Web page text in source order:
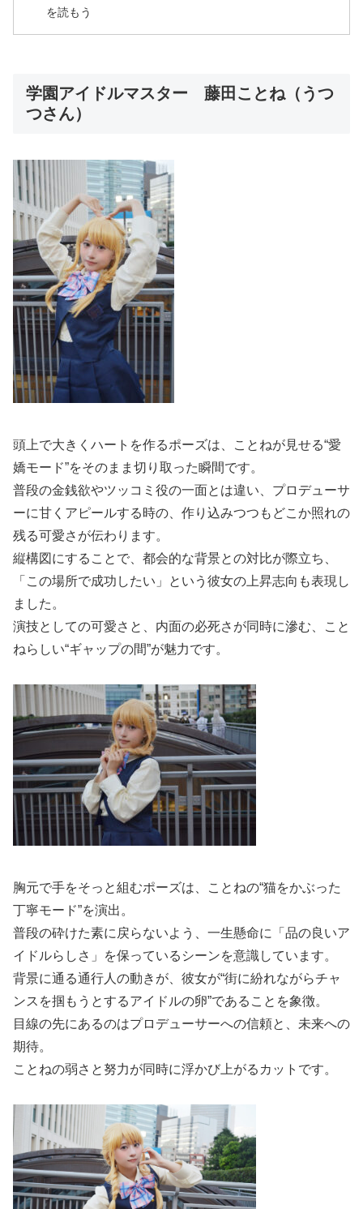
を読もう
学園アイドルマスター 藤田ことね（うつ
つさん）
頭上で大きくハートを作るポーズは、ことねが見せる“愛
嬌モード”をそのまま切り取った瞬間です。
普段の金銭欲やツッコミ役の一面とは違い、プロデューサ
ーに甘くアピールする時の、作り込みつつもどこか照れの
残る可愛さが伝わります。
縦構図にすることで、都会的な背景との対比が際立ち、
「この場所で成功したい」という彼女の上昇志向も表現し
ました。
演技としての可愛さと、内面の必死さが同時に滲む、こと
ねらしい“ギャップの間”が魅力です。
胸元で手をそっと組むポーズは、ことねの“猫をかぶった
丁寧モード”を演出。
普段の砕けた素に戻らないよう、一生懸命に「品の良いア
イドルらしさ」を保っているシーンを意識しています。
背景に通る通行人の動きが、彼女が“街に紛れながらチャ
ンスを掴もうとするアイドルの卵”であることを象徴。
目線の先にあるのはプロデューサーへの信頼と、未来への
期待。
ことねの弱さと努力が同時に浮かび上がるカットです。